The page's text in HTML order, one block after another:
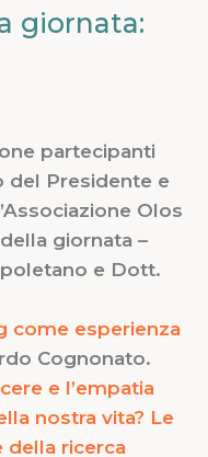
giornata:
partecipanti
del Presidente e
Olos
giornata –
e Dott.
come esperienza
Cognonato.
e l’empatia
nostra vita? Le
della ricerca